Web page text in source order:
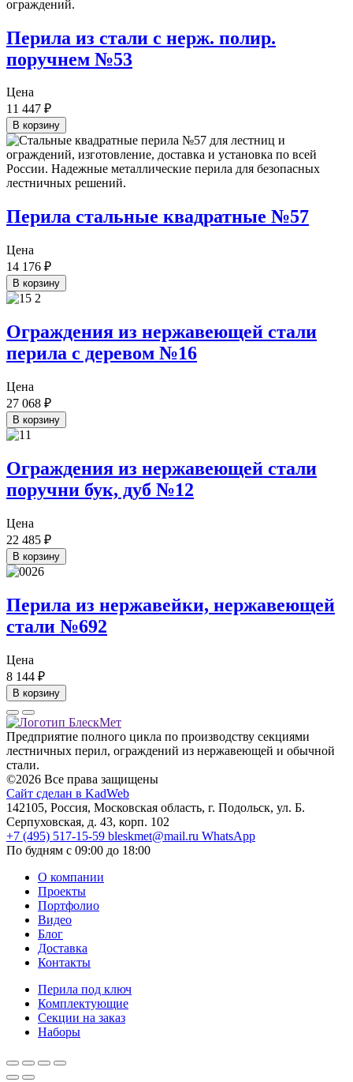
Перила из стали с нерж. полир.
поручнем №53
Цена
11 447 ₽
В корзину
Перила стальные квадратные №57
Цена
14 176 ₽
В корзину
Ограждения из нержавеющей стали
перила с деревом №16
Цена
27 068 ₽
В корзину
Ограждения из нержавеющей стали
поручни бук, дуб №12
Цена
22 485 ₽
В корзину
Перила из нержавейки, нержавеющей
стали №692
Цена
8 144 ₽
В корзину
Предприятие полного цикла по производству секциями
лестничных перил, ограждений из нержавеющей и обычной
стали.
©2026 Все права защищены
Сайт сделан в KadWeb
142105, Россия, Московская область, г. Подольск, ул. Б.
Серпуховская, д. 43, корп. 102
+7 (495) 517-15-59 bleskmet@mail.ru WhatsApp
По будням с 09:00 до 18:00
О компании
Проекты
Портфолио
Видео
Блог
Доставка
Контакты
Перила под ключ
Комплектующие
Секции на заказ
Наборы